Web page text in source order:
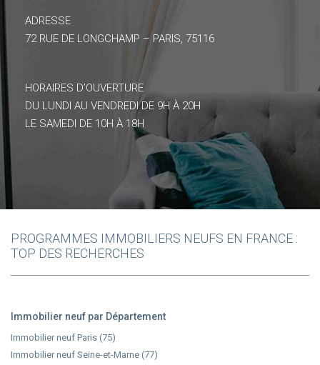
ADRESSE
72 RUE DE LONGCHAMP – PARIS, 75116
HORAIRES D’OUVERTURE
DU LUNDI AU VENDREDI DE 9H À 20H
LE SAMEDI DE 10H À 18H
PROGRAMMES IMMOBILIERS NEUFS EN FRANCE :
TOP DES RECHERCHES
Immobilier neuf par Département
Immobilier neuf Paris (75)
Immobilier neuf Seine-et-Marne (77)